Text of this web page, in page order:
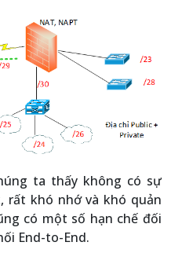
ta thấy không có sự
rất khó nhớ và khó quản
có một số hạn chế đối
End-to-End.